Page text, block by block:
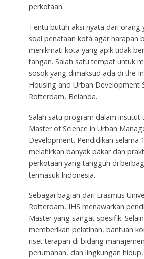
perkotaan.
Tentu butuh aksi nyata dari orang
soal penataan kota agar harapan
menikmati kota yang apik tidak
tangan. Salah satu tempat untuk
sosok yang dimaksud ada di the
Housing and Urban Development
Rotterdam, Belanda.
Salah satu program dalam institut
Master of Science in Urban
Development. Pendidikan selama
melahirkan banyak pakar dan
perkotaan yang tangguh di
termasuk Indonesia.
Sebagai bagian dari Erasmus
Rotterdam, IHS menawarkan
Master yang sangat spesifik.
memberikan pelatihan, bantuan
riset terapan di bidang
perumahan, dan lingkungan